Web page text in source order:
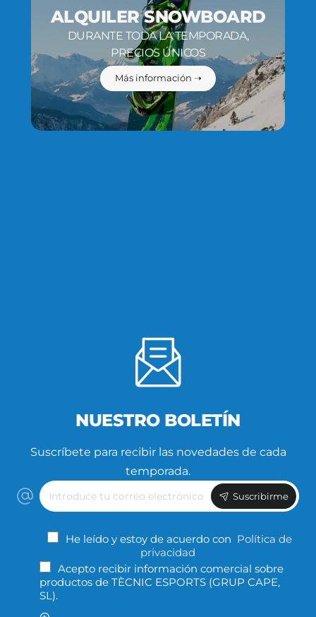
ALQUILER SNOWBOARD
DURANTE TODA LA TEMPORADA,
PRECIOS ÚNICOS
Más información ➝
NUESTRO BOLETÍN
Suscríbete para recibir las novedades de cada
temporada.
Introduce
tu
correo
Suscribirme
He leído y estoy de acuerdo con Política de
privacidad
Acepto recibir información comercial sobre
productos de TÈCNIC ESPORTS (GRUP CAPE,
SL).